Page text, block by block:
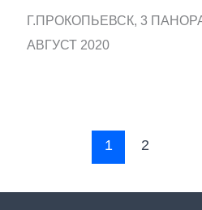
Г.ПРОКОПЬЕВСК, 3
АВГУСТ 2020
1 2